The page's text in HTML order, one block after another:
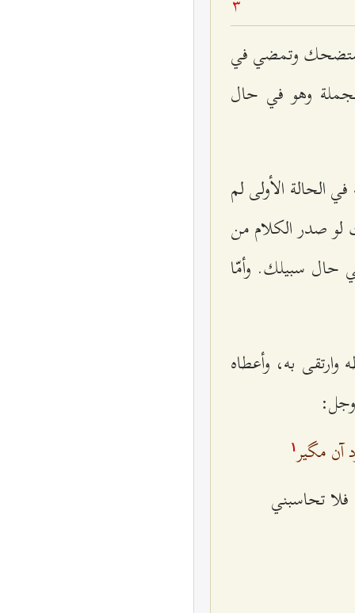
3
وستضحك وتمضي في
وهو في حال
الحالة الأولى لم
صدر الكلام من
سبيلك. وأمّا
به، وأعطاه
مگیر ۱
تحاسبني